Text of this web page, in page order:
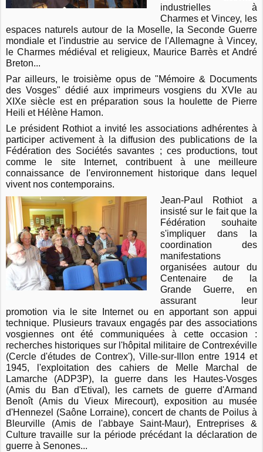
industrielles à
Charmes et Vincey, les
espaces naturels autour de la Moselle, la Seconde Guerre
mondiale et l'industrie au service de l'Allemagne à Vincey,
le Charmes médiéval et religieux, Maurice Barrès et André
Breton...
Par ailleurs, le troisième opus de "Mémoire & Documents
des Vosges" dédié aux imprimeurs vosgiens du XVIe au
XIXe siècle est en préparation sous la houlette de Pierre
Heili et Hélène Hamon.
Le président Rothiot a invité les associations adhérentes à
participer activement à la diffusion des publications de la
Fédération des Sociétés savantes ; ces productions, tout
comme le site Internet, contribuent à une meilleure
connaissance de l'environnement historique dans lequel
vivent nos contemporains.
Jean-Paul Rothiot a
insisté sur le fait que la
Fédération souhaite
s'impliquer dans la
coordination des
manifestations
organisées autour du
Centenaire de la
Grande Guerre, en
assurant leur
promotion via le site Internet ou en apportant son appui
technique. Plusieurs travaux engagés par des associations
vosgiennes ont été communiquées à cette occasion :
recherches historiques sur l'hôpital militaire de Contrexéville
(Cercle d'études de Contrex'), Ville-sur-Illon entre 1914 et
1945, l'exploitation des cahiers de Melle Marchal de
Lamarche (ADP3P), la guerre dans les Hautes-Vosges
(Amis du Ban d'Etival), les carnets de guerre d'Armand
Benoît (Amis du Vieux Mirecourt), exposition au musée
d'Hennezel (Saône Lorraine), concert de chants de Poilus à
Bleurville (Amis de l'abbaye Saint-Maur), Entreprises &
Culture travaille sur la période précédant la déclaration de
guerre à Senones...